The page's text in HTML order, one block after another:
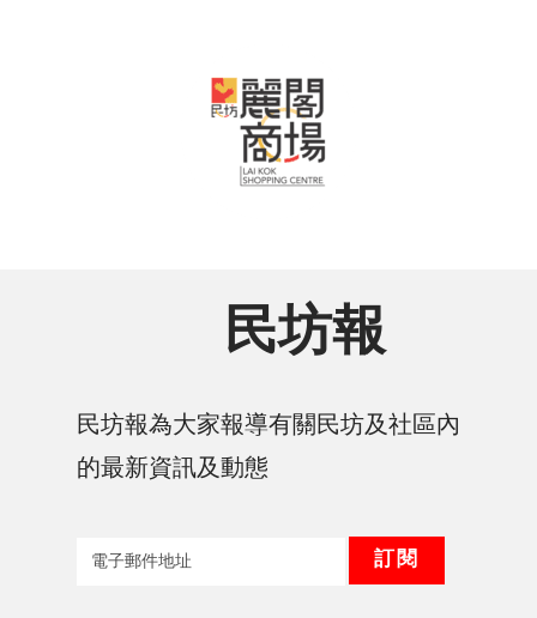
民坊報
民坊報為大家報導有關民坊及社區內
的最新資訊及動態